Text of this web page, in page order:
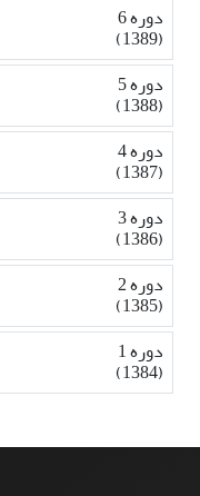
دوره 6
(1389)
دوره 5
(1388)
دوره 4
(1387)
دوره 3
(1386)
دوره 2
(1385)
دوره 1
(1384)